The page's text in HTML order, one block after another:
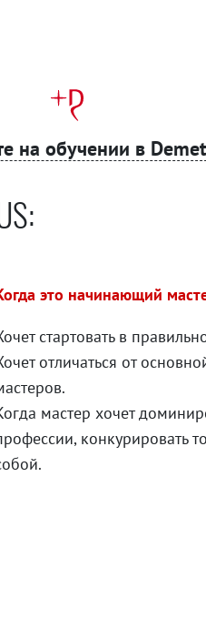
на обучении в
это начинающий
стартовать в
отличаться от
мастер хочет
конкурировать